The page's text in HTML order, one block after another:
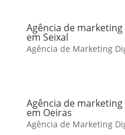
Agência de
em Seixal
Agência de Marketing
Agência de
em Oeiras
Agência de Marketing